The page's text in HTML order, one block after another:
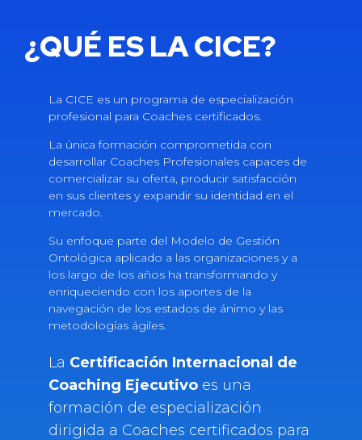
¿QUÉ ES LA CICE?
La CICE es un programa de especialización
profesional para Coaches certificados.
La única formación comprometida con
desarrollar Coaches Profesionales capaces de
comercializar su oferta, producir satisfacción
en sus clientes y expandir su identidad en el
mercado.
Su enfoque parte del Modelo de Gestión
Ontológica aplicado a las organizaciones y a
los largo de los años ha transformando y
enriqueciendo con los aportes de la
navegación de los estados de ánimo y las
metodologías ágiles.
La Certificación Internacional de
Coaching Ejecutivo es una
formación de especialización
dirigida a Coaches certificados para